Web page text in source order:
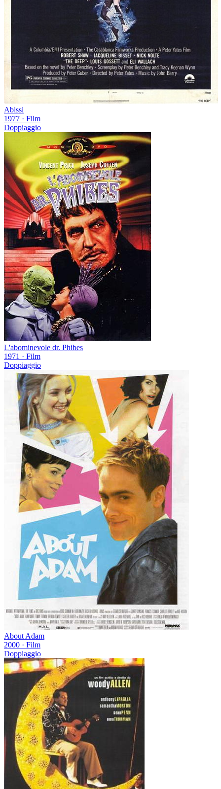
Abissi
1977 · Film
Doppiaggio
L'abominevole dr. Phibes
1971 · Film
Doppiaggio
About Adam
2000 · Film
Doppiaggio